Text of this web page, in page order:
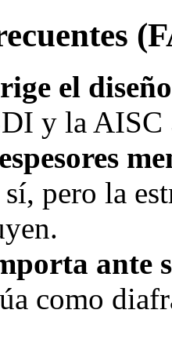
el
y la AISC
pero la
ante
como